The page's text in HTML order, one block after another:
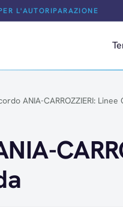
L'AUTORIPARAZIONE
ANIA-CARROZZIERI: Linee